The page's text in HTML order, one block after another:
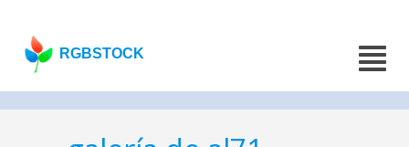
RGBSTOCK